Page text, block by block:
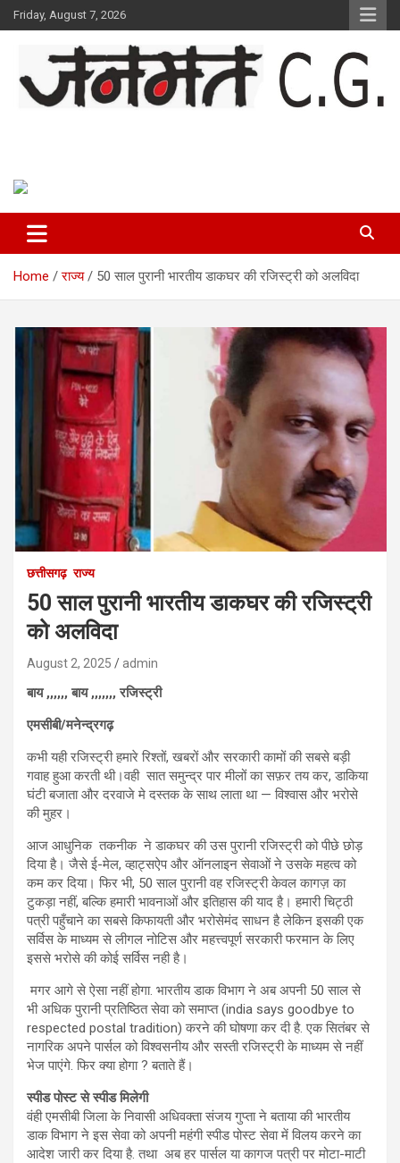
Skip
to
Friday, August 7, 2026
Home राज्य 50 साल पुरानी भारतीय डाकघर की रजिस्ट्री को अलविदा
छत्तीसगढ़ राज्य
50 साल पुरानी भारतीय डाकघर की रजिस्ट्री
को अलविदा
August 2, 2025 admin
बाय ,,,,,, बाय ,,,,,,, रजिस्ट्री
एमसीबी/मनेन्द्रगढ़
कभी यही रजिस्ट्री हमारे रिश्तों, खबरों और सरकारी कामों की सबसे बड़ी
गवाह हुआ करती थी।वही सात समुन्द्र पार मीलों का सफ़र तय कर, डाकिया
घंटी बजाता और दरवाजे मे दस्तक के साथ लाता था — विश्वास और भरोसे
की मुहर।
आज आधुनिक तकनीक ने डाकघर की उस पुरानी रजिस्ट्री को पीछे छोड़
दिया है। जैसे ई-मेल, व्हाट्सऐप और ऑनलाइन सेवाओं ने उसके महत्व को
कम कर दिया। फिर भी, 50 साल पुरानी वह रजिस्ट्री केवल कागज़ का
टुकड़ा नहीं, बल्कि हमारी भावनाओं और इतिहास की याद है। हमारी चिट्ठी
पत्री पहुँचाने का सबसे किफायती और भरोसेमंद साधन है लेकिन इसकी एक
सर्विस के माध्यम से लीगल नोटिस और महत्त्वपूर्ण सरकारी फरमान के लिए
इससे भरोसे की कोई सर्विस नही है।
मगर आगे से ऐसा नहीं होगा. भारतीय डाक विभाग ने अब अपनी 50 साल से
भी अधिक पुरानी प्रतिष्ठित सेवा को समाप्त (india says goodbye to
respected postal tradition) करने की घोषणा कर दी है. एक सितंबर से
नागरिक अपने पार्सल को विश्वसनीय और सस्ती रजिस्ट्री के माध्यम से नहीं
भेज पाएंगे. फिर क्या होगा ? बताते हैं।
स्पीड पोस्ट से स्पीड मिलेगी
वंही एमसीबी जिला के निवासी अधिवक्ता संजय गुप्ता ने बताया की भारतीय
डाक विभाग ने इस सेवा को अपनी महंगी स्पीड पोस्ट सेवा में विलय करने का
आदेश जारी कर दिया है. तथा अब हर पार्सल या कागज पत्री पर मोटा-माटी